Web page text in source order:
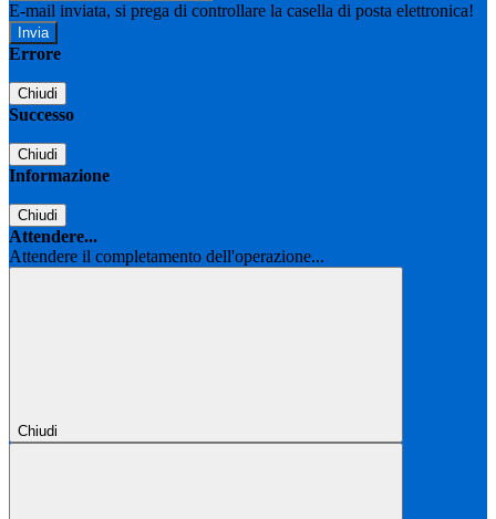
E-mail inviata, si prega di controllare la casella di posta elettronica!
Errore
Chiudi
Successo
Chiudi
Informazione
Chiudi
Attendere...
Attendere il completamento dell'operazione...
Chiudi